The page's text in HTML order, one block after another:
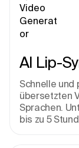
AI Lip-
Schnelle und
übersetzten
Sprachen.
bis zu 5